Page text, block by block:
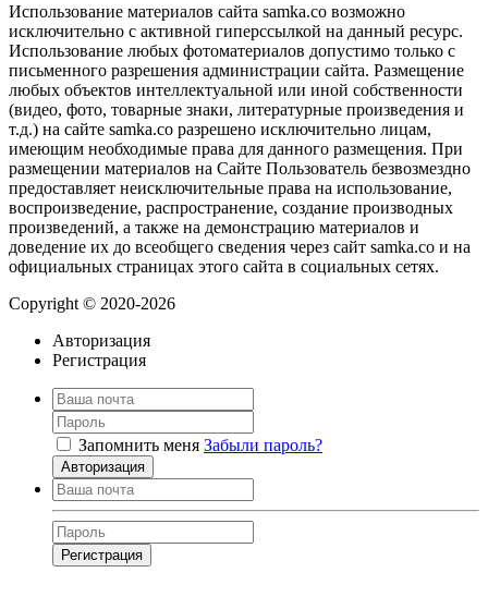
Использование материалов сайта samka.co возможно
исключительно с активной гиперссылкой на данный ресурс.
Использование любых фотоматериалов допустимо только с
письменного разрешения администрации сайта. Размещение
любых объектов интеллектуальной или иной собственности
(видео, фото, товарные знаки, литературные произведения и
т.д.) на сайте samka.co разрешено исключительно лицам,
имеющим необходимые права для данного размещения. При
размещении материалов на Сайте Пользователь безвозмездно
предоставляет неисключительные права на использование,
воспроизведение, распространение, создание производных
произведений, а также на демонстрацию материалов и
доведение их до всеобщего сведения через сайт samka.co и на
официальных страницах этого сайта в социальных сетях.
Copyright © 2020-2026
Авторизация
Регистрация
Запомнить меня Забыли пароль?
Авторизация
Регистрация